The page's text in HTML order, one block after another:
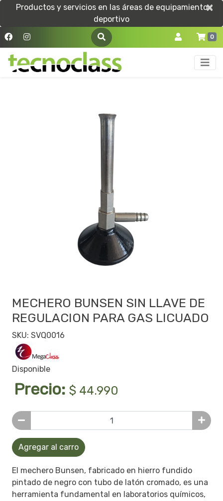
Productos y servicios en las áreas de equipamiento
deportivo
×
×
0
MECHERO BUNSEN SIN LLAVE DE
REGULACION PARA GAS LICUADO
SKU: SVQ0016
Disponible
Precio: $ 44.990
Agregar al carro
El mechero Bunsen, fabricado en hierro fundido
pintado de negro con tubo de latón cromado, es una
herramienta fundamental en laboratorios químicos,